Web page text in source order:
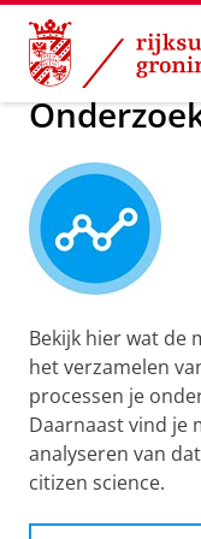
Skip
Content
Skip
Navigation
Onderzoek
Bekijk hier wat de
het verzamelen
processen je
Daarnaast vind je
analyseren van
citizen science.